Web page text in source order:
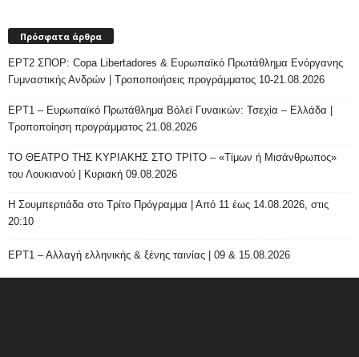
Πρόσφατα άρθρα
ΕΡΤ2 ΣΠΟΡ: Copa Libertadores & Ευρωπαϊκό Πρωτάθλημα Ενόργανης
Γυμναστικής Ανδρών | Τροποποιήσεις προγράμματος 10-21.08.2026
ΕΡΤ1 – Ευρωπαϊκό Πρωτάθλημα Βόλεϊ Γυναικών: Τσεχία – Ελλάδα |
Τροποποίηση προγράμματος 21.08.2026
ΤΟ ΘΕΑΤΡΟ ΤΗΣ ΚΥΡΙΑΚΗΣ ΣΤΟ ΤΡΙΤΟ – «Τίμων ή Μισάνθρωπος»
του Λουκιανού | Κυριακή 09.08.2026
H Σουμπερτιάδα στο Τρίτο Πρόγραμμα | Από 11 έως 14.08.2026, στις
20:10
ΕΡΤ1 – Αλλαγή ελληνικής & ξένης ταινίας | 09 & 15.08.2026